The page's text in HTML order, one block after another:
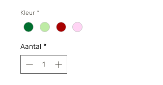
Kleur *
Aantal *